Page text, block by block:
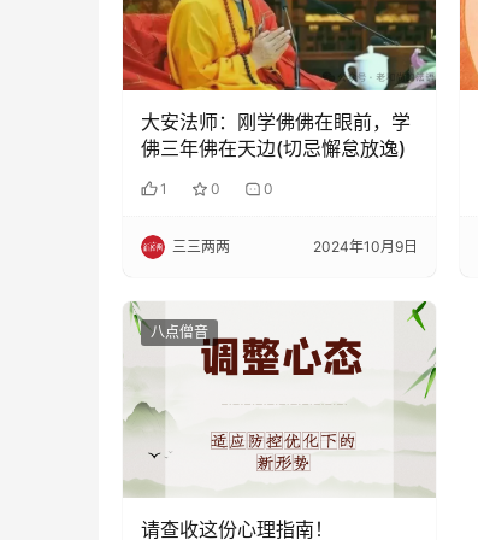
大安法师：刚学佛佛在眼前，学
佛三年佛在天边(切忌懈怠放逸)
1 0 0
三三两两 2024年10月9日
八点僧音
请查收这份心理指南！